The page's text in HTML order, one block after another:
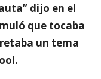
dijo en el
que tocaba
un tema